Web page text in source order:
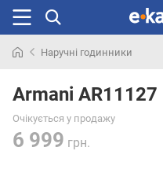
раніше
Наручні годинники
Armani AR11127
Очікується у продажу
6 999 грн.